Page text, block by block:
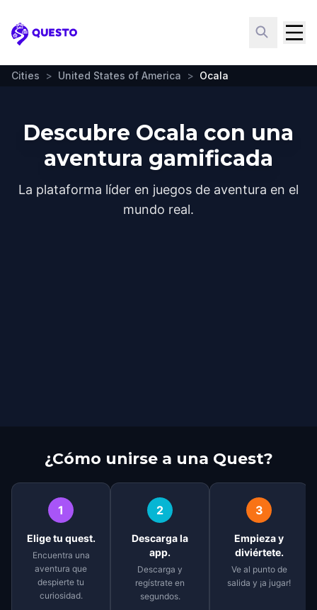
Questo
Cities > United States of America > Ocala
Descubre Ocala con una
aventura gamificada
La plataforma líder en juegos de aventura en el
mundo real.
¿Cómo unirse a una Quest?
1
Elige tu quest.
Encuentra una
aventura que
despierte tu
curiosidad.
2
Descarga la
app.
Descarga y
regístrate en
segundos.
3
Empieza y
diviértete.
Ve al punto de
salida y ¡a jugar!